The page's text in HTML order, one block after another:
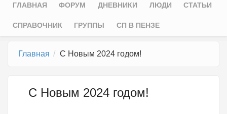
Главное меню
ГЛАВНАЯ ФОРУМ ДНЕВНИКИ ЛЮДИ СТАТЬИ
СПРАВОЧНИК ГРУППЫ СП В ПЕНЗЕ
Главная С Новым 2024 годом!
С Новым 2024 годом!